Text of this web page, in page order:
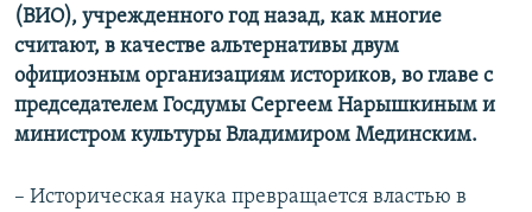
(ВИО), учрежденного год назад, как многие
считают, в качестве альтернативы двум
официозным организациям историков, во главе с
председателем Госдумы Сергеем Нарышкиным и
министром культуры Владимиром Мединским.
– Историческая наука превращается властью в